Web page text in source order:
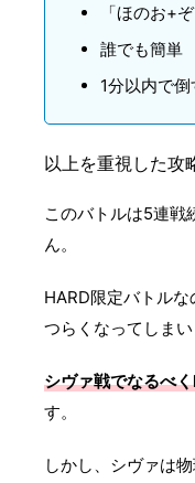
「ほのお+
誰でも簡単
1分以内で倒
以上を重視した攻
このバトルは5連戦
ん。
HARD限定バトル
つらくなってしまい
シヴァ戦でなるべ
す。
しかし、シヴァは